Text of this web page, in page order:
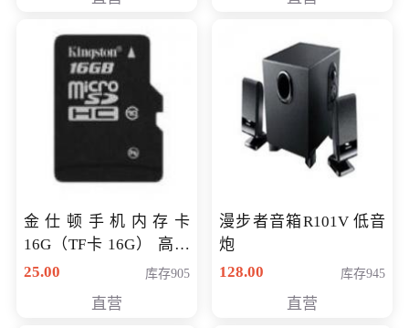
金仕顿手机内存卡
16G（TF卡 16G） 高速
卡 CLASS 10
25.00 库存905
直营
漫步者音箱R101V 低音
炮
128.00
库存945
直营